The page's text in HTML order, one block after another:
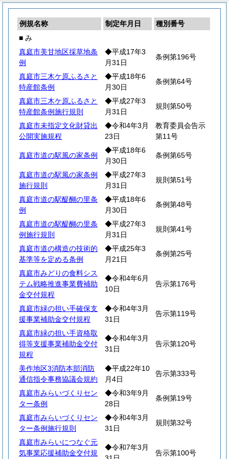
例規名称 制定年月日
種別番号
■ み
真庭市美甘地区採草地条
例
◆平成17年3
月31日
条例第196号
真庭市三木ケ原ふるさと
特産館条例
◆平成18年6
月30日
条例第64号
真庭市三木ケ原ふるさと
特産館条例施行規則
◆平成27年3
月31日
規則第50号
真庭市未指定文化財貸出
公開実施規程
◆令和4年3月
23日
教育委員会告示
第11号
真庭市道の駅風の家条例
◆平成18年6
月30日
条例第65号
真庭市道の駅風の家条例
施行規則
◆平成27年3
月31日
規則第51号
真庭市道の駅醍醐の里条
例
◆平成18年6
月30日
条例第48号
真庭市道の駅醍醐の里条
例施行規則
◆平成27年3
月31日
規則第41号
真庭市道の構造の技術的
基準等を定める条例
◆平成25年3
月21日
条例第25号
真庭市みどりの食料シス
テム戦略推進事業費補助
金交付規程
◆令和4年6月
10日
告示第176号
真庭市緑の担い手確保支
援事業補助金交付規程
◆令和4年3月
31日
告示第119号
真庭市緑の担い手資格取
得等支援事業補助金交付
規程
◆令和4年3月
31日
告示第120号
美作地区3消防本部消防
通信指令事務協議会規約
◆平成22年10
月4日
告示第333号
真庭市みらいづくりセン
ター条例
◆令和3年9月
28日
条例第19号
真庭市みらいづくりセン
ター条例施行規則
◆令和4年3月
31日
規則第32号
真庭市みらいにつなぐ元
気事業応援補助金交付規
◆令和7年3月
告示第100号